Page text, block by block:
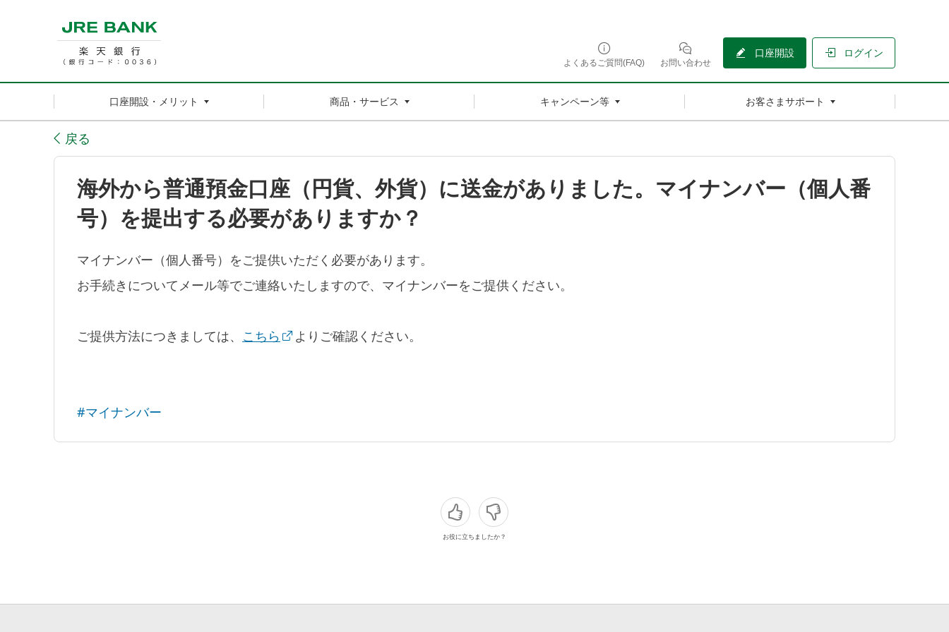
よくあるご質問(FAQ) お問い合わせ
口座開設 ログイン
口座開設・メリット 商品・サービス キャンペーン等 お客さまサポート
戻る
海外から普通預金口座（円貨、外貨）に送金がありました。マイナンバー（個人番
号）を提出する必要がありますか？
マイナンバー（個人番号）をご提供いただく必要があります。
お手続きについてメール等でご連絡いたしますので、マイナンバーをご提供ください。
ご提供方法につきましては、 こちら よりご確認ください。
#マイナンバー
お役に立ちましたか？